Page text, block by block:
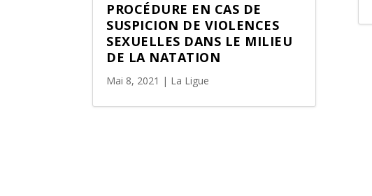
PROCÉDURE EN CAS DE
SUSPICION DE VIOLENCES
SEXUELLES DANS LE MILIEU
DE LA NATATION
Mai 8, 2021 | La Ligue